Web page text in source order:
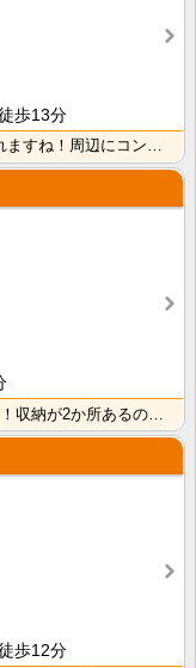
歩13分
バス・トイレ別なので、ゆったり湯船に浸かれますね！周辺にコンビニやスーパー、飲食店がり生活に困りませ･･･
歩12分